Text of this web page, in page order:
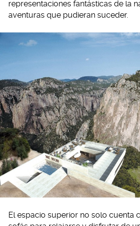
representaciones fantásticas de la
aventuras que pudieran suceder.
El espacio superior no solo cuenta